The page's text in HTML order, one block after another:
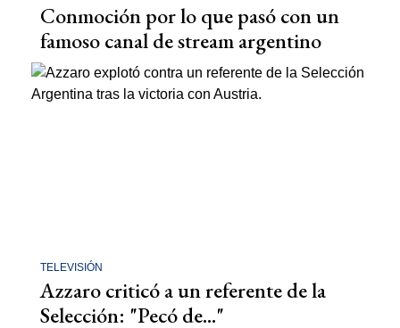
Conmoción por lo que pasó con un
famoso canal de stream argentino
TELEVISIÓN
Azzaro criticó a un referente de la
Selección: "Pecó de..."